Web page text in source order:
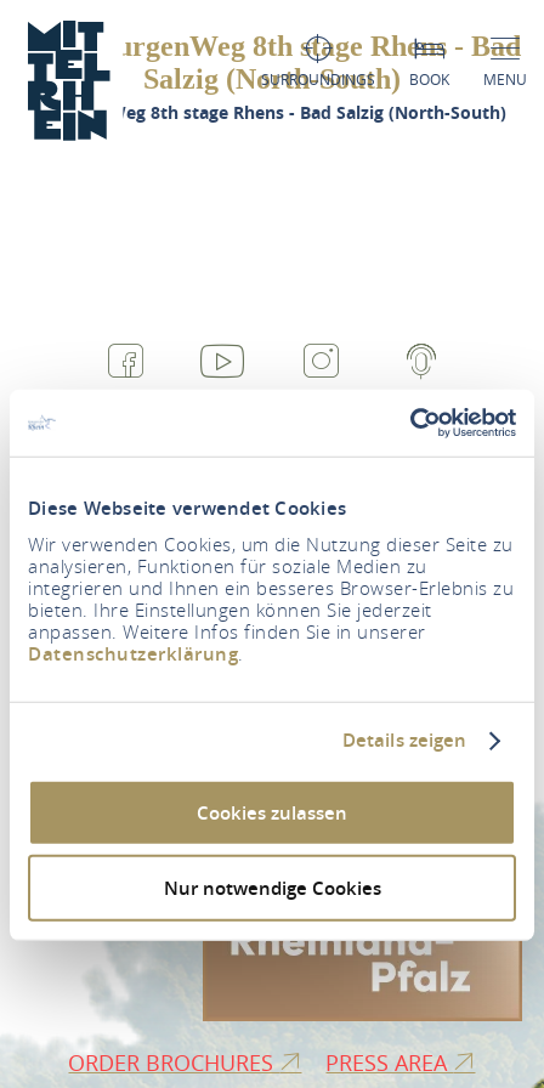
Diese Webseite verwendet Cookies
Wir verwenden Cookies, um die Nutzung dieser Seite zu
analysieren, Funktionen für soziale Medien zu
integrieren und Ihnen ein besseres Browser-Erlebnis zu
bieten. Ihre Einstellungen können Sie jederzeit
anpassen. Weitere Infos finden Sie in unserer
Datenschutzerklärung
Details zeigen
Cookies zulassen
Nur notwendige Cookies
SURROUNDINGS BOOK MENU
RheinBurgenWeg 8th stage Rhens - Bad
Salzig (North-South)
RheinBurgenWeg 8th stage Rhens - Bad Salzig (North-South)
Newsletter
ORDER BROCHURES PRESS AREA